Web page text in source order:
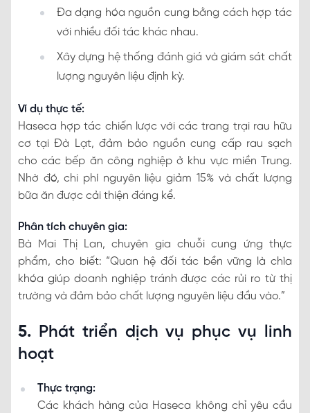
Đa dạng hóa nguồn cung bằng cách hợp tác
với nhiều đối tác khác nhau.
Xây dựng hệ thống đánh giá và giám sát chất
lượng nguyên liệu định kỳ.
Ví dụ thực tế:
Haseca hợp tác chiến lược với các trang trại rau hữu
cơ tại Đà Lạt, đảm bảo nguồn cung cấp rau sạch
cho các bếp ăn công nghiệp ở khu vực miền Trung.
Nhờ đó, chi phí nguyên liệu giảm 15% và chất lượng
bữa ăn được cải thiện đáng kể.
Phân tích chuyên gia:
Bà Mai Thị Lan, chuyên gia chuỗi cung ứng thực
phẩm, cho biết: “Quan hệ đối tác bền vững là chìa
khóa giúp doanh nghiệp tránh được các rủi ro từ thị
trường và đảm bảo chất lượng nguyên liệu đầu vào.”
5. Phát triển dịch vụ phục vụ linh
hoạt
Thực trạng:
Các khách hàng của Haseca không chỉ yêu cầu